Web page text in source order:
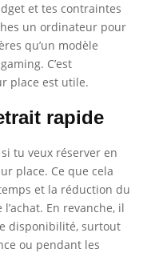
et tes contraintes
un ordinateur pour
qu’un modèle
C’est
place est utile.
rapide
tu veux réserver en
place. Ce que cela
et la réduction du
En revanche, il
disponibilité, surtout
ou pendant les